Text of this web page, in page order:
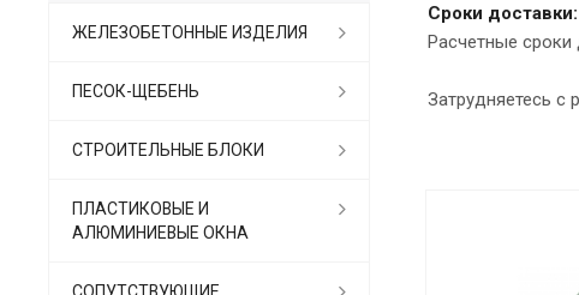
Сроки доставки:
Расчетные
Затрудняетесь с
ЖЕЛЕЗОБЕТОННЫЕ ИЗДЕЛИЯ
ПЕСОК-ЩЕБЕНЬ
СТРОИТЕЛЬНЫЕ БЛОКИ
ПЛАСТИКОВЫЕ И
АЛЮМИНИЕВЫЕ ОКНА
СОПУТСТВУЮЩИЕ